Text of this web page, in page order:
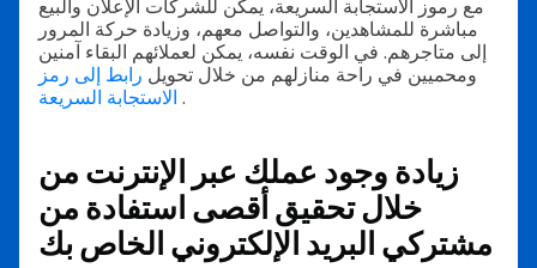
مع رموز الاستجابة السريعة، يمكن للشركات الإعلان والبيع
مباشرة للمشاهدين، والتواصل معهم، وزيادة حركة المرور
إلى متاجرهم. في الوقت نفسه، يمكن لعملائهم البقاء آمنين
ومحميين في راحة منازلهم من خلال تحويل رابط إلى رمز
الاستجابة السريعة .
زيادة وجود عملك عبر الإنترنت من
خلال تحقيق أقصى استفادة من
مشتركي البريد الإلكتروني الخاص بك